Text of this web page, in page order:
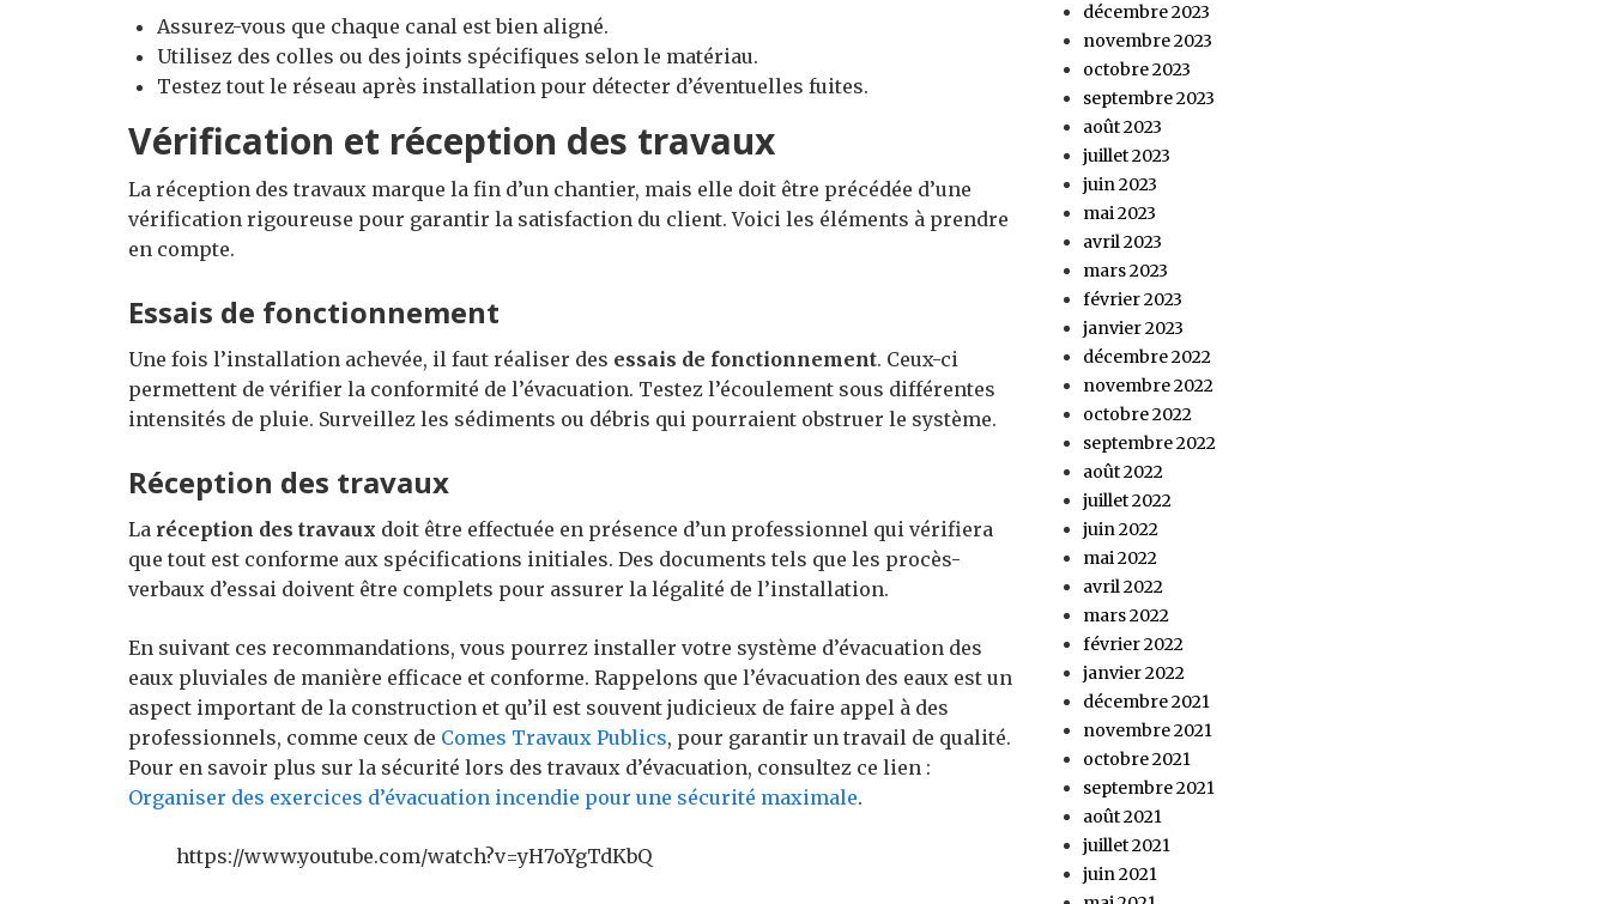
Assurez-vous que chaque canal est bien aligné.
Utilisez des colles ou des joints spécifiques selon le matériau.
Testez tout le réseau après installation pour détecter d’éventuelles fuites.
Vérification et réception des travaux
La réception des travaux marque la fin d’un chantier, mais elle doit être précédée d’une
vérification rigoureuse pour garantir la satisfaction du client. Voici les éléments à prendre
en compte.
Essais de fonctionnement
Une fois l’installation achevée, il faut réaliser des essais de fonctionnement. Ceux-ci
permettent de vérifier la conformité de l’évacuation. Testez l’écoulement sous différentes
intensités de pluie. Surveillez les sédiments ou débris qui pourraient obstruer le système.
Réception des travaux
La réception des travaux doit être effectuée en présence d’un professionnel qui vérifiera
que tout est conforme aux spécifications initiales. Des documents tels que les procès-
verbaux d’essai doivent être complets pour assurer la légalité de l’installation.
En suivant ces recommandations, vous pourrez installer votre système d’évacuation des
eaux pluviales de manière efficace et conforme. Rappelons que l’évacuation des eaux est un
aspect important de la construction et qu’il est souvent judicieux de faire appel à des
professionnels, comme ceux de Comes Travaux Publics, pour garantir un travail de qualité.
Pour en savoir plus sur la sécurité lors des travaux d’évacuation, consultez ce lien :
Organiser des exercices d’évacuation incendie pour une sécurité maximale.
https://www.youtube.com/watch?v=yH7oYgTdKbQ
décembre 2023
novembre 2023
octobre 2023
septembre 2023
août 2023
juillet 2023
juin 2023
mai 2023
avril 2023
mars 2023
février 2023
janvier 2023
décembre 2022
novembre 2022
octobre 2022
septembre 2022
août 2022
juillet 2022
juin 2022
mai 2022
avril 2022
mars 2022
février 2022
janvier 2022
décembre 2021
novembre 2021
octobre 2021
septembre 2021
août 2021
juillet 2021
juin 2021